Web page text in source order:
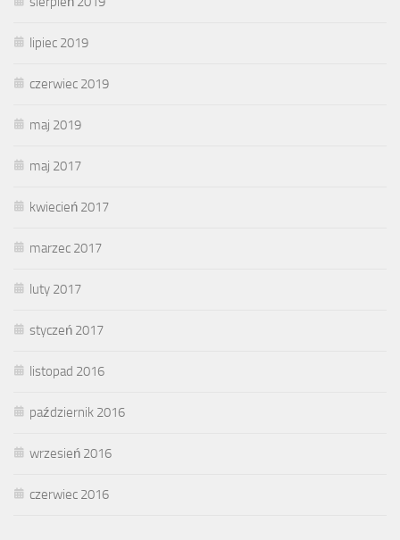
lipiec 2019
czerwiec 2019
maj 2019
maj 2017
kwiecień 2017
marzec 2017
luty 2017
styczeń 2017
listopad 2016
październik 2016
wrzesień 2016
czerwiec 2016